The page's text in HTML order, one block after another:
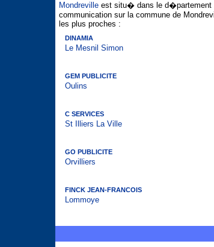
Mondreville est situ� dans le d�partement
communication sur la commune de
les plus proches :
DINAMIA
Le Mesnil Simon
GEM PUBLICITE
Oulins
C SERVICES
St Illiers La Ville
GO PUBLICITE
Orvilliers
FINCK JEAN-FRANCOIS
Lommoye